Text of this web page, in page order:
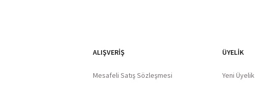
ALIŞVERIŞ
Mesafeli Satış Sözleşmesi
ÜYELİK
Yeni Üyelik